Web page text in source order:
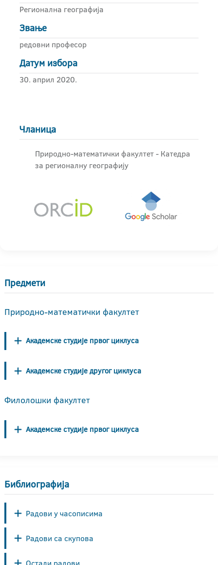
Регионална географија
Звање
редовни професор
Датум избора
30. април 2020.
Чланица
Природно-математички факултет - Катедра
за регионалну географију
Предмети
Природно-математички факултет
Академске студије првог циклуса
Академске студије другог циклуса
Филолошки факултет
Академске студије првог циклуса
Библиографија
Радови у часописима
Радови са скупова